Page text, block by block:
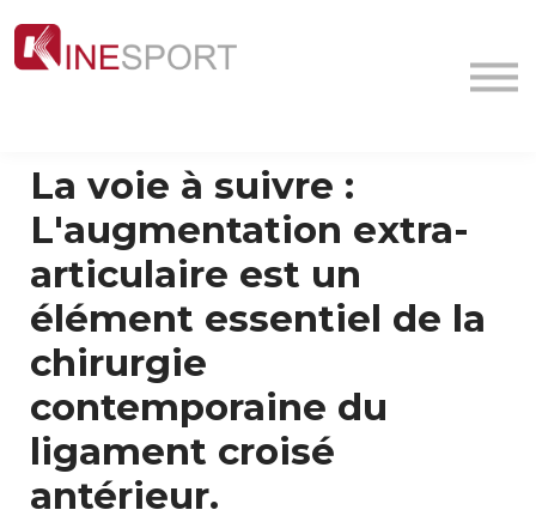
La société
Académie
La voie à suivre :
L'augmentation extra-
articulaire est un
élément essentiel de la
chirurgie
contemporaine du
ligament croisé
antérieur.